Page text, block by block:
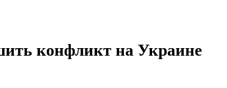
конфликт на Украине